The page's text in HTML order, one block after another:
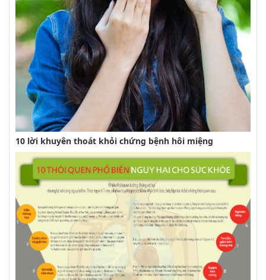
10 lời khuyên thoát khỏi chứng bệnh hôi miệng